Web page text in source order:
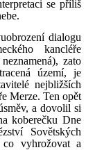
se příliš
dialogu
kancléře
zato
území, je
nejbližších
Merze. Ten opět
a dovolil si
koberečku Dne
Sovětských
vyhrožovat a